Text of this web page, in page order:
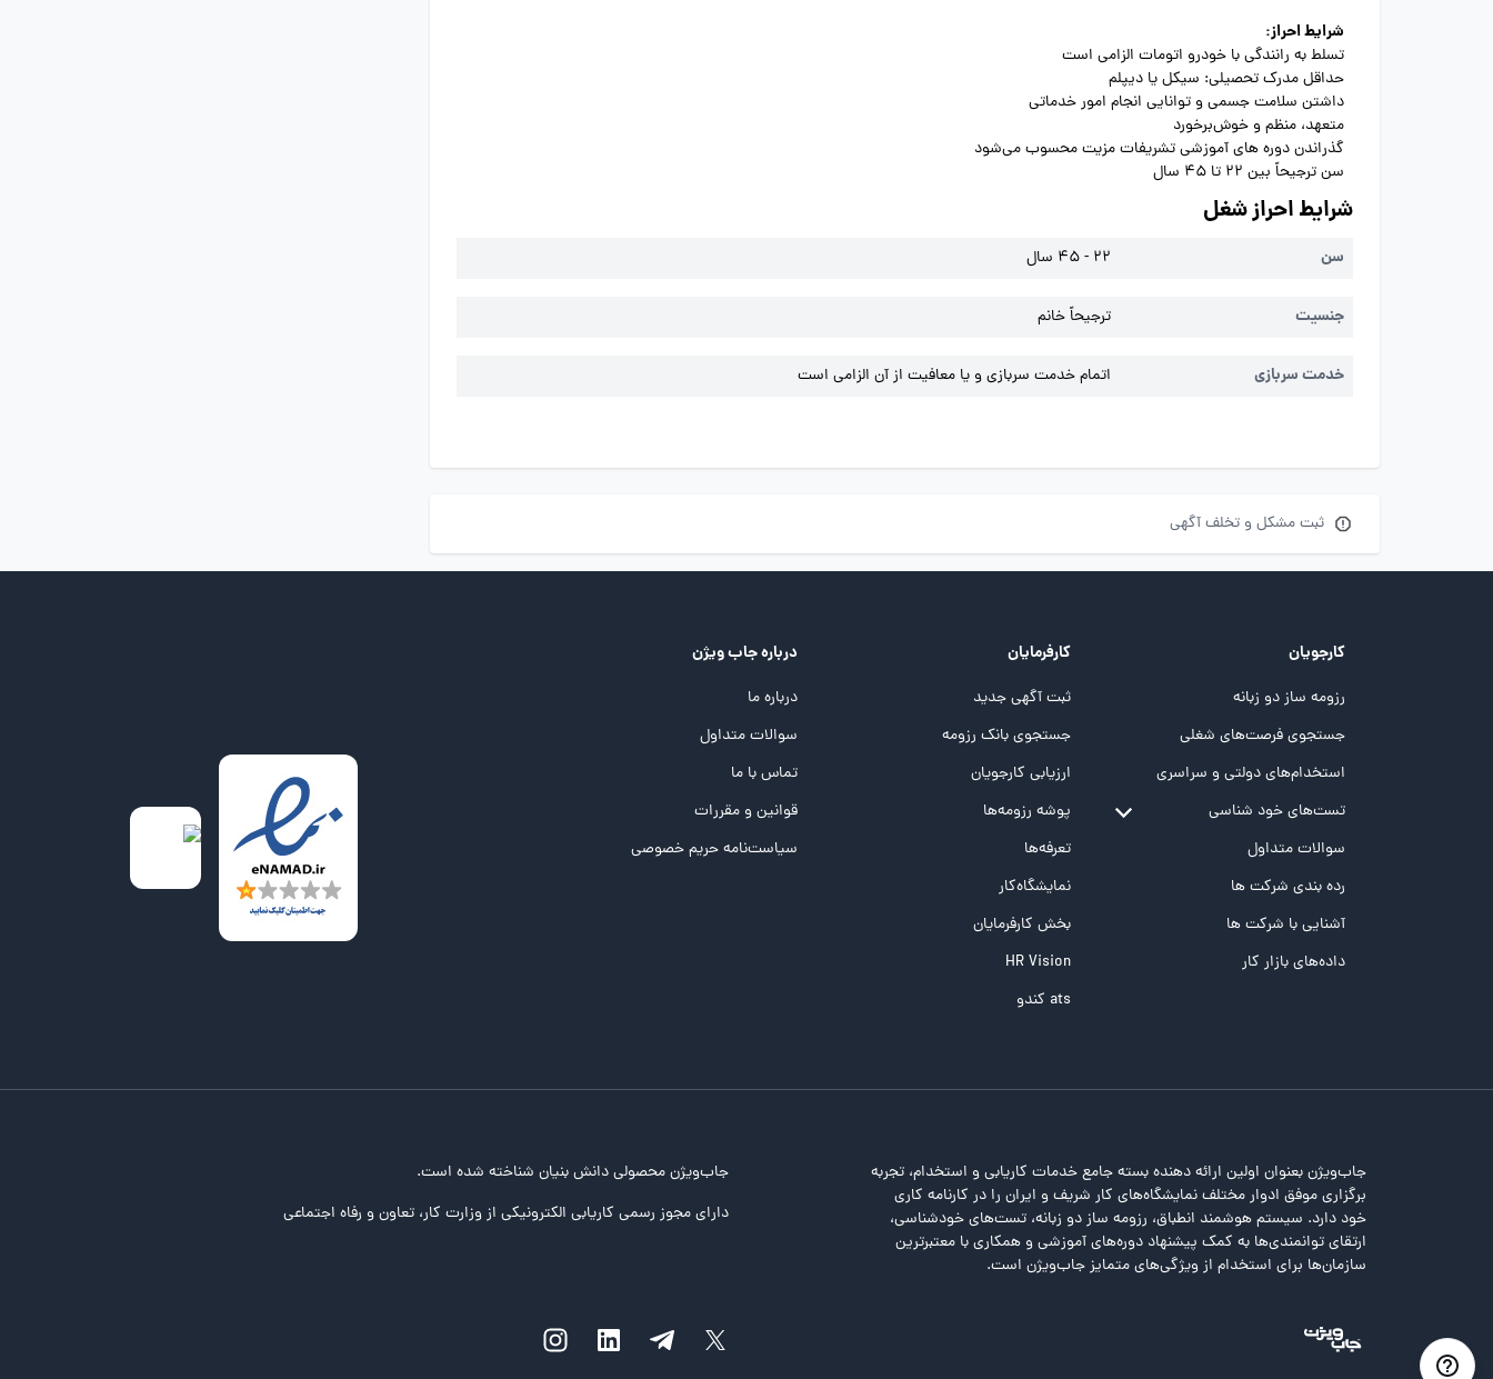
شرایط احراز:
تسلط به رانندگی با خودرو اتومات الزامی است
حداقل مدرک تحصیلی: سیکل یا دیپلم
داشتن سلامت جسمی و توانایی انجام امور خدماتی
متعهد، منظم و خوش‌برخورد
گذراندن دوره های آموزشی تشریفات مزیت محسوب می‌شود
سن ترجیحاً بین 22 تا 45 سال
شرایط احراز شغل
سن 22 - 45 سال
جنسیت ترجیحاً خانم
خدمت سربازی اتمام خدمت سربازی و یا معافیت از آن الزامی است
ثبت مشکل و تخلف آگهی
کارجویان
رزومه ساز دو زبانه
جستجوی فرصت‌های شغلی
استخدام‌های دولتی و سراسری
تست‌های خود شناسی
تست MBTI
تست تیپ سنجی شغلی Holland
تست NEO
تست هوش های چندگانه
سوالات متداول
رده بندی شرکت ها
آشنایی با شرکت ها
داده‌های بازار کار
کارفرمایان
ثبت آگهی جدید
جستجوی بانک رزومه
ارزیابی کارجویان
پوشه‌‌ رزومه‌ها
تعرفه‌ها
نمایشگاه‌کار
بخش کارفرمایان
HR Vision
ats کندو
درباره جاب ویژن
درباره ما
سوالات متداول
تماس با ما
قوانین و مقررات
سیاست‌نامه حریم خصوصی
جاب‌ویژن بعنوان اولین ارائه دهنده بسته جامع خدمات کاریابی و استخدام، تجربه
برگزاری موفق ادوار مختلف نمایشگاه‌های کار شریف و ایران را در کارنامه کاری
خود دارد. سیستم هوشمند انطباق، رزومه ساز دو زبانه، تست‌های خودشناسی،
ارتقای توانمندی‌ها به کمک پیشنهاد دوره‌های آموزشی و همکاری با معتبرترین
سازمان‌ها برای استخدام از ویژگی‌های متمایز جاب‌ویژن است.
جاب‌ویژن محصولی دانش بنیان شناخته شده است.
دارای مجوز رسمی کاریابی الکترونیکی از وزارت کار، تعاون و رفاه اجتماعی